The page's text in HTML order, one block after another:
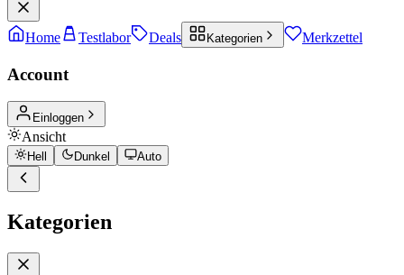
Home Testlabor Deals Kategorien Merkzettel
Account
Einloggen
Ansicht
Hell Dunkel Auto
Kategorien